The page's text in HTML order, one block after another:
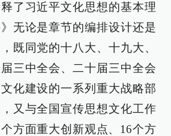
了习近平文化思想的基本理
无论是章节的编排设计还是
既同党的十八大、十九大、
三中全会、二十届三中全会
化建设的一系列重大战略部
又与全国宣传思想文化工作
方面重大创新观点、16个方